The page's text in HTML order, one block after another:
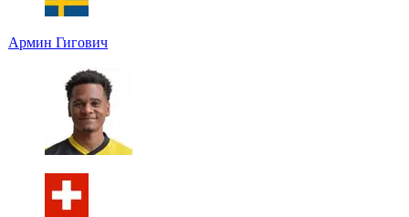
Армин Гигович